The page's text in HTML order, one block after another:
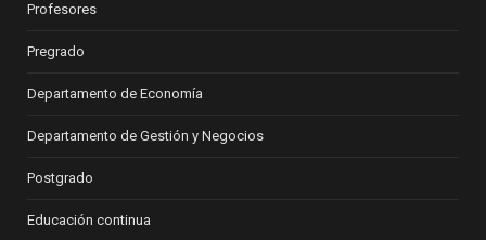
Profesores
Pregrado
Departamento de Economía
Departamento de Gestión y Negocios
Postgrado
Educación continua